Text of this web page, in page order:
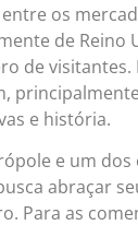
os
de Reino
de visitantes.
e história.
e um
abraçar
Para as